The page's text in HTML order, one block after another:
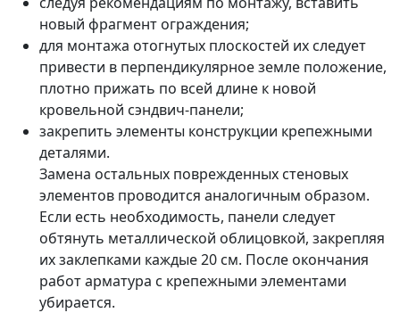
новый фрагмент ограждения;
для монтажа отогнутых плоскостей их следует
привести в перпендикулярное земле положение,
плотно прижать по всей длине к новой
кровельной сэндвич-панели;
закрепить элементы конструкции крепежными
деталями.
Замена остальных поврежденных стеновых
элементов проводится аналогичным образом.
Если есть необходимость, панели следует
обтянуть металлической облицовкой, закрепляя
их заклепками каждые 20 см. После окончания
работ арматура с крепежными элементами
убирается.